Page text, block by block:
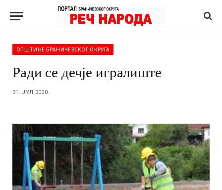
ОПШТИНЕ БРАНИЧЕВСКОГ ОКРУГА
Ради се дечје игралиште
31. ЈУЛ 2020.